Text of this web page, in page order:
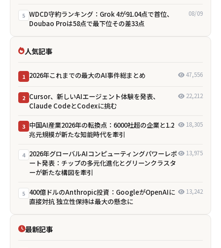
5 WDCD守約ランキング：Grok 4が91.04点で首位、
Doubao Proは58点で最下位――その差33点
08/09
人気記事
1 2026年これまでの最大のAI事件総まとめ 47,556
2 Cursor、新しいAIエージェント体験を発表、
Claude CodeとCodexに挑む
22,212
3 中国AI産業2026年の転換点：6000社超の企業と1.2
兆元規模が新たな知能時代を牽引
18,305
4 2026年グローバルAIコンピューティングパワーレポ
ート発表：チップの多元化進化とグリーンクラスタ
ーが新たな構図を牽引
13,975
5 400億ドルのAnthropic投資：GoogleがOpenAIに
直接対抗 独立性保持は最大の懸念に
13,242
最新記事